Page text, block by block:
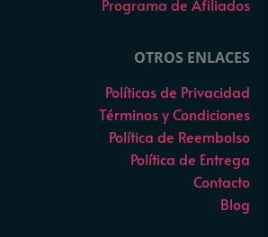
Programa de Afiliados
OTROS ENLACES
Políticas de Privacidad
Términos y Condiciones
Política de Reembolso
Política de Entrega
Contacto
Blog